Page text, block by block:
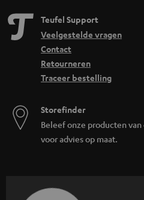
Teufel Support
Veelgestelde vragen
Contact
Retourneren
Traceer bestelling
Storefinder
Beleef onze producten
voor advies op maat.